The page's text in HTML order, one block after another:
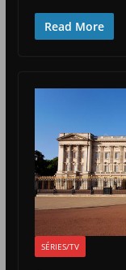
Read More
SÉRIES/TV